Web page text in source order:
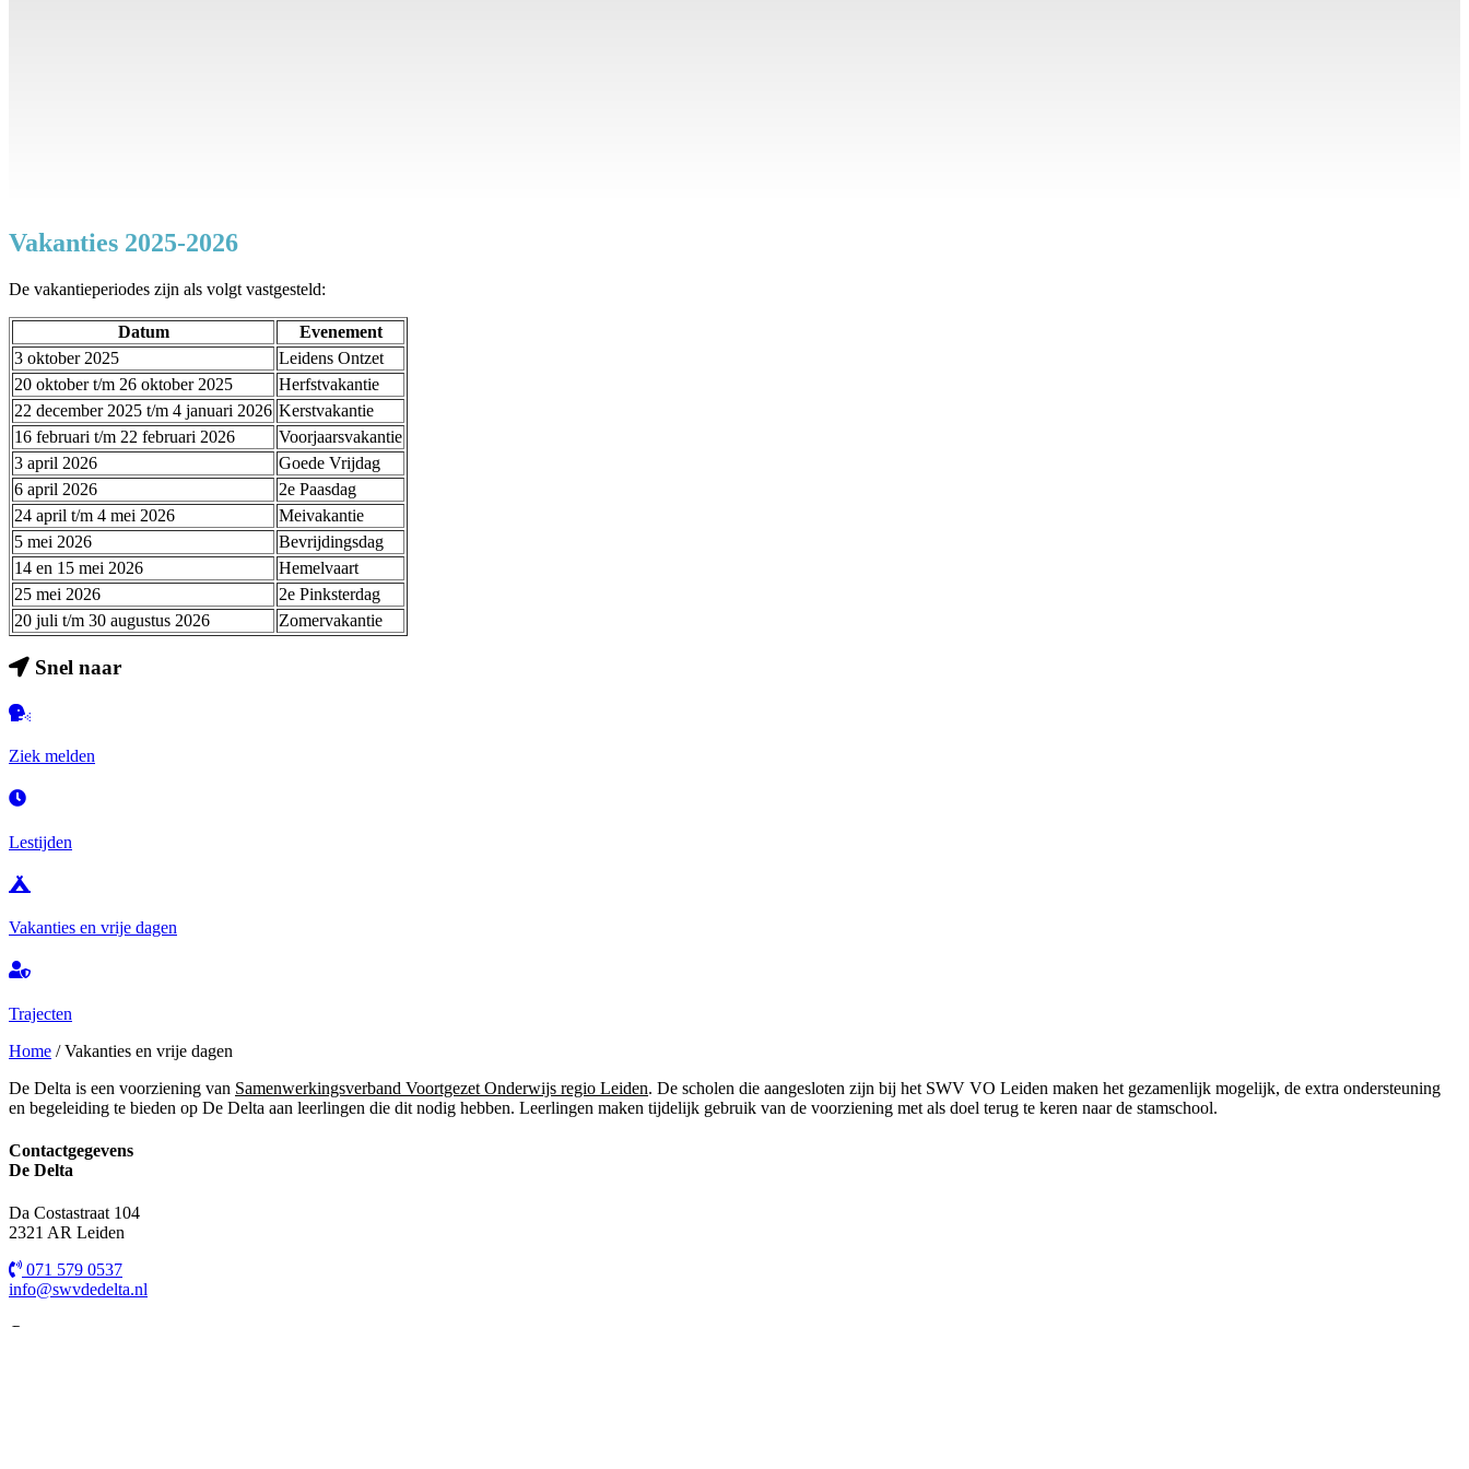
Vakanties 2025-2026
De vakantieperiodes zijn als volgt vastgesteld:
Datum
Evenement
3 oktober 2025
Leidens Ontzet
20 oktober t/m 26 oktober 2025
Herfstvakantie
22 december 2025 t/m 4 januari 2026 Kerstvakantie
16 februari t/m 22 februari 2026
Voorjaarsvakantie
3 april 2026
Goede Vrijdag
6 april 2026
2e Paasdag
24 april t/m 4 mei 2026
Meivakantie
5 mei 2026
Bevrijdingsdag
14 en 15 mei 2026
Hemelvaart
25 mei 2026
2e Pinksterdag
20 juli t/m 30 augustus 2026
Zomervakantie
Snel naar
Ziek melden
Lestijden
Vakanties en vrije dagen
Trajecten
Home /Vakanties en vrije dagen
De Delta is een voorziening van Samenwerkingsverband Voortgezet Onderwijs regio Leiden. De scholen die aangesloten zijn bij het SWV VO Leiden maken het gezamenlijk mogelijk, de extra ondersteuning
en begeleiding te bieden op De Delta aan leerlingen die dit nodig hebben. Leerlingen maken tijdelijk gebruik van de voorziening met als doel terug te keren naar de stamschool.
Contactgegevens
De Delta
Da Costastraat 104
2321 AR Leiden
071 579 0537
info@swvdedelta.nl
Contactgegevens